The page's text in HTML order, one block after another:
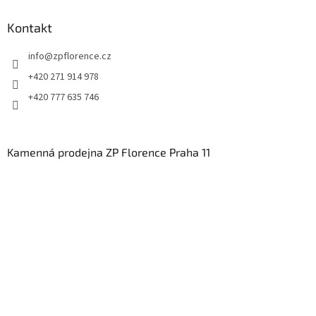
Kontakt
info@zpflorence.cz
+420 271 914 978
+420 777 635 746
Kamenná prodejna ZP Florence Praha 11